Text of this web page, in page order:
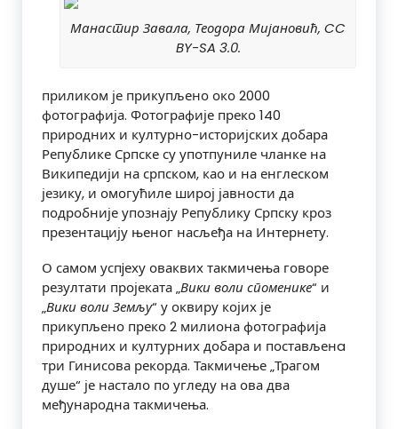
Манастир Завала, Теодора Мијановић, CC
BY-SA 3.0.
приликом је прикупљено око 2000
фотографија. Фотографије преко 140
природних и културно-историјских добара
Републике Српске су употпуниле чланке на
Википедији на српском, као и на енглеском
језику, и омогућиле широј јавности да
подробније упознају Републику Српску кроз
презентацију њеног насљеђа на Интернету.
О самом успjеху оваквих такмичења говоре
резултати пројеката „Вики воли споменике“ и
„Вики воли Земљу“ у оквиру којих је
прикупљено преко 2 милиона фотографија
природних и културних добара и постављенa
три Гинисова рекорда. Такмичење „Трагом
душе“ је настало по угледу на ова два
међународна такмичења.